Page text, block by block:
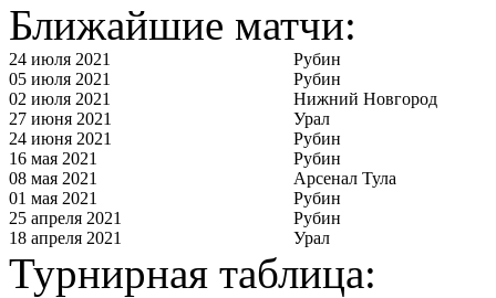
Ближайшие матчи:
24 июля 2021
Рубин
05 июля 2021
Рубин
02 июля 2021
Нижний Новгород
27 июня 2021
Урал
24 июня 2021
Рубин
16 мая 2021
Рубин
08 мая 2021
Арсенал Тула
01 мая 2021
Рубин
25 апреля 2021
Рубин
18 апреля 2021
Урал
Турнирная таблица: